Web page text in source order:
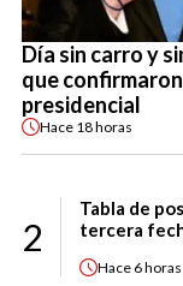
Día sin carro y
que
presidencial
Hace 18 horas
2
Tabla de
tercera
Hace 6 horas